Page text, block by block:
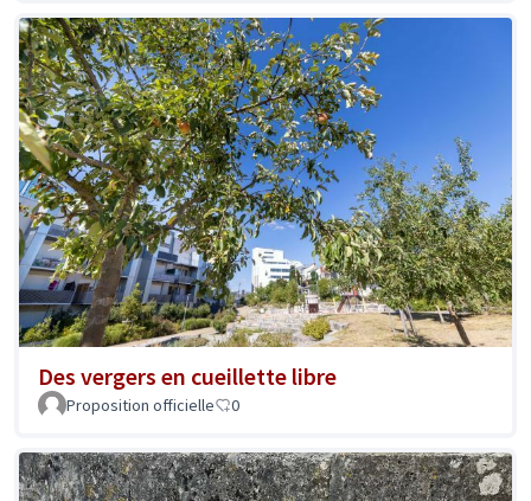
Des vergers en cueillette libre
Proposition officielle 0